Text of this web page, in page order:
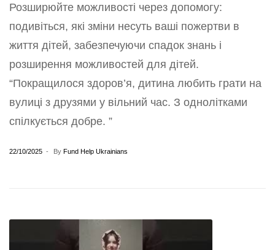
Розширюйте можливості через допомогу:
подивіться, які зміни несуть ваші пожертви в
життя дітей, забезпечуючи спадок знань і
розширення можливостей для дітей.
“Покращилося здоров’я, дитина любить грати на
вулиці з друзями у вільний час. З однолітками
спілкується добре. ”
22/10/2025 By Fund Help Ukrainians